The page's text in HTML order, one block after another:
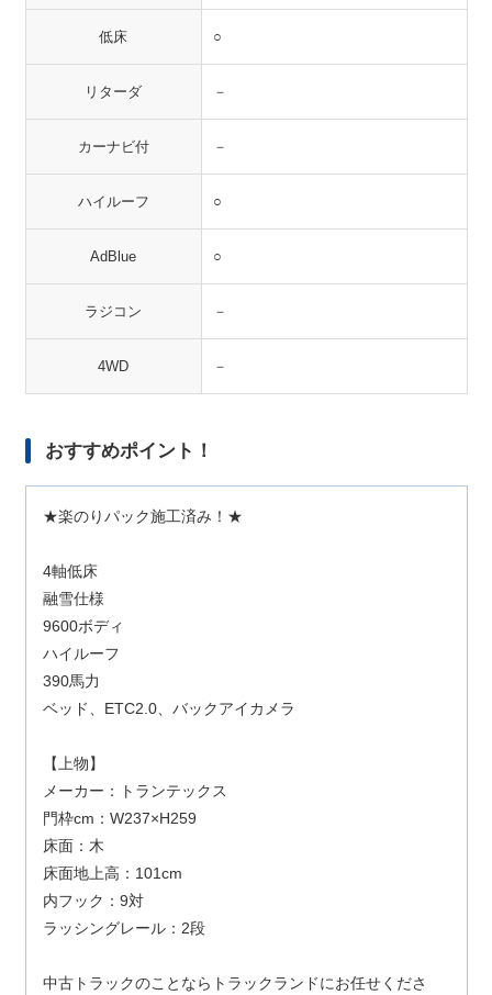
低床 ○
リターダ －
カーナビ付 －
ハイルーフ ○
AdBlue ○
ラジコン －
4WD －
おすすめポイント！
★楽のりパック施工済み！★
4軸低床
融雪仕様
9600ボディ
ハイルーフ
390馬力
ベッド、ETC2.0、バックアイカメラ
【上物】
メーカー：トランテックス
門枠cm：W237×H259
床面：木
床面地上高：101cm
内フック：9対
ラッシングレール：2段
中古トラックのことならトラックランドにお任せくださ